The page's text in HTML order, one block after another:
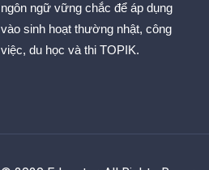
ngôn ngữ vững chắc để áp dụng
vào sinh hoạt thường nhật, công
việc, du học và thi TOPIK.